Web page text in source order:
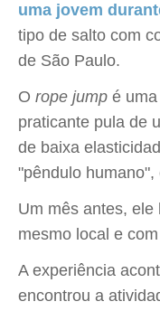
uma jovem
tipo de salto com
de São Paulo.
O rope jump é uma
praticante pula de
de baixa
"pêndulo
Um mês antes,
mesmo local e
A experiência
encontrou a